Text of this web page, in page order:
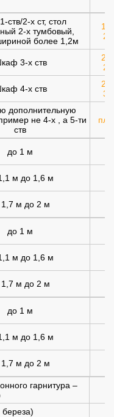
ств/2-х ст, стол
2-х тумбовый,
более 1,2м
3-х ств
4-х ств
дополнительную
не 4-х , а 5-ти
ств
до 1 м
м до 1,6 м
1,7 м до 2 м
до 1 м
м до 1,6 м
1,7 м до 2 м
до 1 м
м до 1,6 м
1,7 м до 2 м
гарнитура –